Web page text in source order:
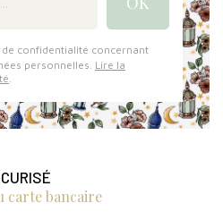
confidentialité concernant
personnelles. Lire la
carte bancaire